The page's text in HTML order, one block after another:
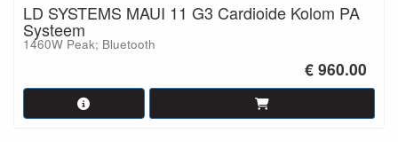
LD SYSTEMS MAUI 11 G3 Cardioide Kolom PA
Systeem
1460W Peak; Bluetooth
€ 960.00